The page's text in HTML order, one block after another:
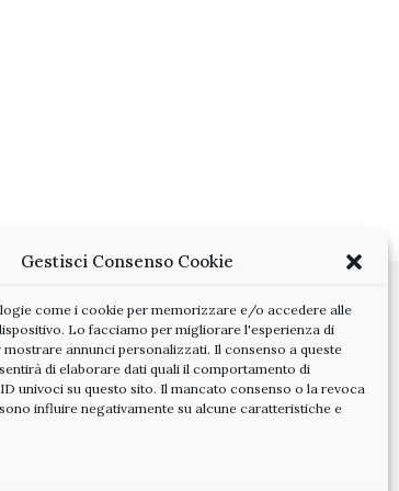
Gestisci Consenso Cookie
come i cookie per memorizzare e/o accedere alle
Lo facciamo per migliorare l'esperienza di
annunci personalizzati. Il consenso a queste
di elaborare dati quali il comportamento di
univoci su questo sito. Il mancato consenso o la revoca
influire negativamente su alcune caratteristiche e